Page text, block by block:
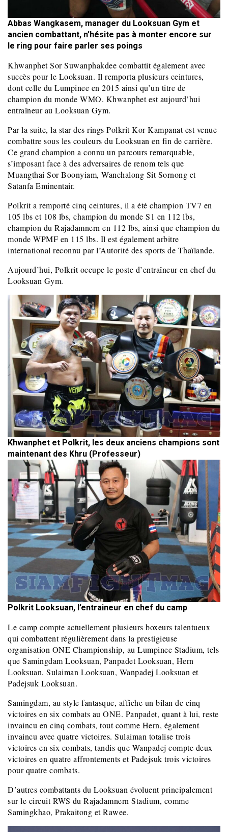
Abbas Wangkasem, manager du Looksuan Gym et
ancien combattant, n’hésite pas à monter encore sur
le ring pour faire parler ses poings
Khwanphet Sor Suwanphakdee combattit également avec
succès pour le Looksuan. Il remporta plusieurs ceintures,
dont celle du Lumpinee en 2015 ainsi qu’un titre de
champion du monde WMO. Khwanphet est aujourd’hui
entraîneur au Looksuan Gym.
Par la suite, la star des rings Polkrit Kor Kampanat est venue
combattre sous les couleurs du Looksuan en fin de carrière.
Ce grand champion a connu un parcours remarquable,
s’imposant face à des adversaires de renom tels que
Muangthai Sor Boonyiam, Wanchalong Sit Sornong et
Satanfa Eminentair.
Polkrit a remporté cinq ceintures, il a été champion TV7 en
105 lbs et 108 lbs, champion du monde S1 en 112 lbs,
champion du Rajadamnern en 112 lbs, ainsi que champion du
monde WPMF en 115 lbs. Il est également arbitre
international reconnu par l’Autorité des sports de Thaïlande.
Aujourd’hui, Polkrit occupe le poste d’entraîneur en chef du
Looksuan Gym.
Khwanphet et Polkrit, les deux anciens champions sont
maintenant des Khru (Professeur)
Polkrit Looksuan, l’entraineur en chef du camp
Le camp compte actuellement plusieurs boxeurs talentueux
qui combattent régulièrement dans la prestigieuse
organisation ONE Championship, au Lumpinee Stadium, tels
que Samingdam Looksuan, Panpadet Looksuan, Hern
Looksuan, Sulaiman Looksuan, Wanpadej Looksuan et
Padejsuk Looksuan.
Samingdam, au style fantasque, affiche un bilan de cinq
victoires en six combats au ONE. Panpadet, quant à lui, reste
invaincu en cinq combats, tout comme Hern, également
invaincu avec quatre victoires. Sulaiman totalise trois
victoires en six combats, tandis que Wanpadej compte deux
victoires en quatre affrontements et Padejsuk trois victoires
pour quatre combats.
D’autres combattants du Looksuan évoluent principalement
sur le circuit RWS du Rajadamnern Stadium, comme
Samingkhao, Prakaitong et Rawee.